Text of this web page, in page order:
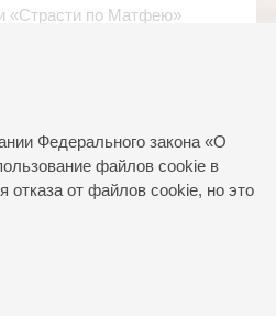
Федерального закона «О
файлов cookie в
отказа от файлов cookie, но это
«Страсти по Матфею»
он является.
исполнении оперы с
Warner Classics.